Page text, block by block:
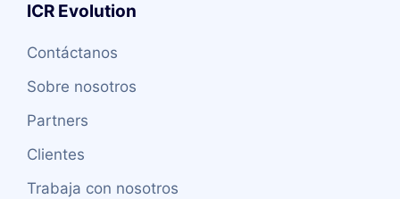
ICR Evolution
Contáctanos
Sobre nosotros
Partners
Clientes
Trabaja con nosotros